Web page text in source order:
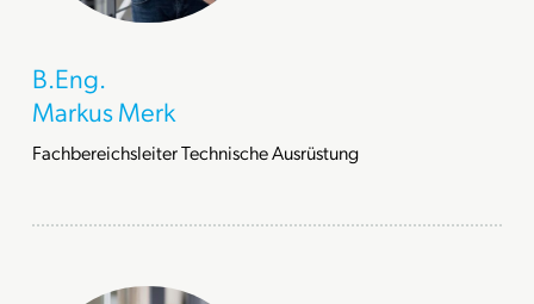
B.Eng.
Markus Merk
Fachbereichsleiter Technische Ausrüstung